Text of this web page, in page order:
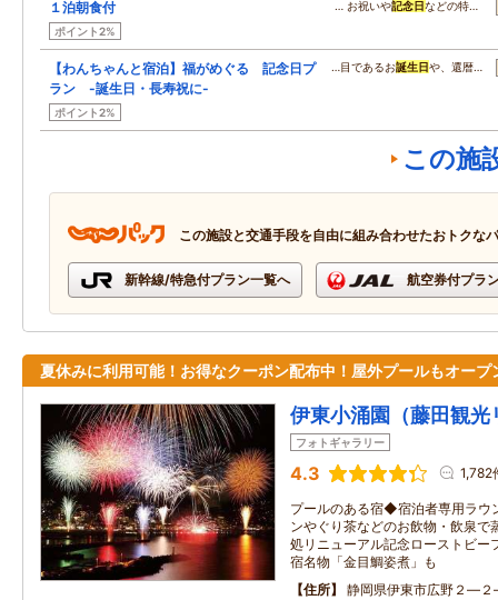
１泊朝食付
ポイント2%
… お祝いや記念日などの特…
【わんちゃんと宿泊】福がめぐる 記念日プ
ラン -誕生日・長寿祝に-
ポイント2%
…目であるお誕生日や、還暦…
この施
この施設と交通手段を自由に組み合わせたおトクな
新幹線/特急付プラン一覧へ 航空券付プラ
夏休みに利用可能！お得なクーポン配布中！屋外プールもオープ
伊東小涌園（藤田観光
フォトギャラリー
4.3 1,782
プールのある宿◆宿泊者専用ラウ
ンやぐり茶などのお飲物・飲泉
処リニューアル記念ローストビ
宿名物「金目鯛姿煮」も
住所
静岡県伊東市広野２―